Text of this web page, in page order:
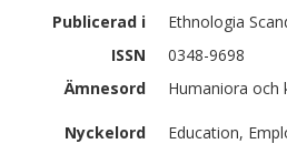
Publicerad i
Ethnologia
ISSN
0348-9698
Ämnesord
Humaniora
Nyckelord
Education,